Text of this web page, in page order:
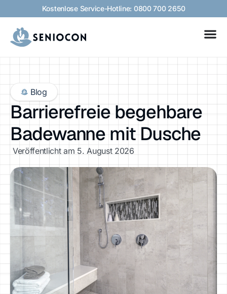
Kostenlose Service-Hotline: 0800 700 2650
Blog
Barrierefreie begehbare
Badewanne mit Dusche
Veröffentlicht am 5. August 2026